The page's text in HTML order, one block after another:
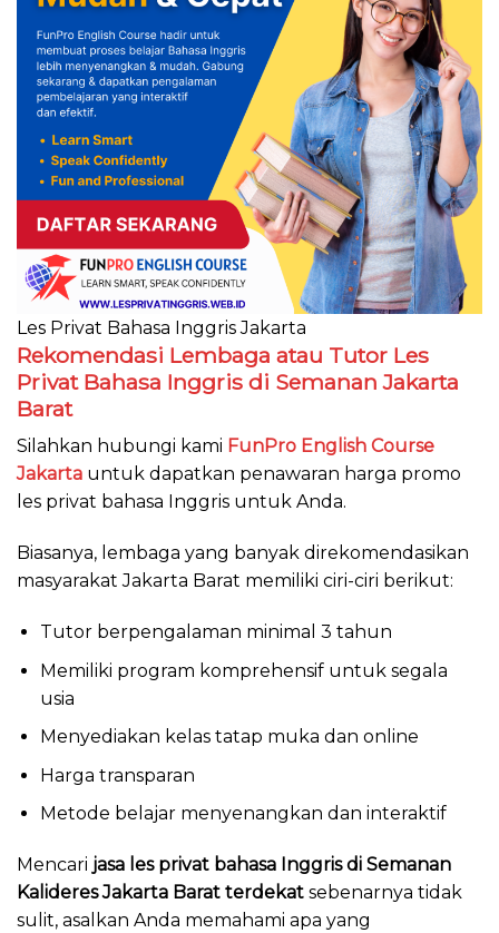
Les Privat Bahasa Inggris Jakarta
Rekomendasi Lembaga atau Tutor Les
Privat Bahasa Inggris di Semanan Jakarta
Barat
Silahkan hubungi kami FunPro English Course
Jakarta untuk dapatkan penawaran harga promo
les privat bahasa Inggris untuk Anda.
Biasanya, lembaga yang banyak direkomendasikan
masyarakat Jakarta Barat memiliki ciri-ciri berikut:
Tutor berpengalaman minimal 3 tahun
Memiliki program komprehensif untuk segala
usia
Menyediakan kelas tatap muka dan online
Harga transparan
Metode belajar menyenangkan dan interaktif
Mencari jasa les privat bahasa Inggris di Semanan
Kalideres Jakarta Barat terdekat sebenarnya tidak
sulit, asalkan Anda memahami apa yang